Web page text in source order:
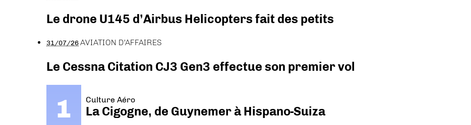
Le drone U145 d’Airbus Helicopters fait des petits
31/07/26AVIATION D'AFFAIRES
Le Cessna Citation CJ3 Gen3 effectue son premier vol
Culture Aéro
La Cigogne, de Guynemer à Hispano-Suiza